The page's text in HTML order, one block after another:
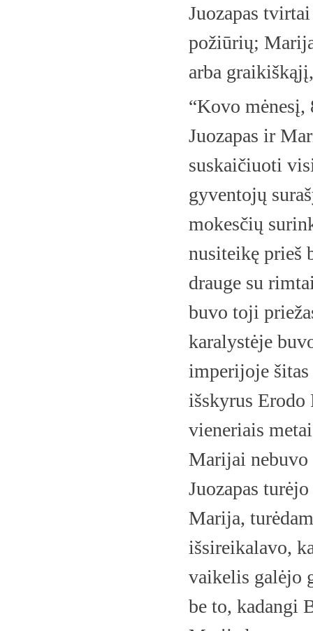
Juozapas
požiūrių;
arba
“Kovo mėnesį,
Juozapas ir
suskaičiuoti
gyventojų
mokesčių
nusiteikę prieš
drauge su
buvo toji
karalystėje
imperijoje
išskyrus Erodo
vieneriais
Marijai
Juozapas
Marija,
išsireikalavo,
vaikelis galėjo
be to, kadangi